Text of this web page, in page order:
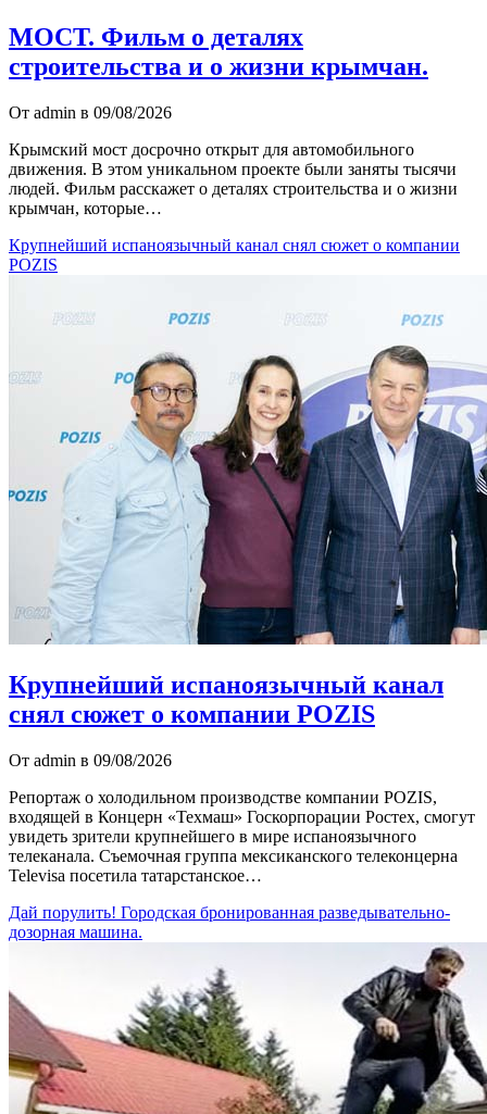
МОСТ. Фильм о деталях
строительства и о жизни крымчан.
От admin в 09/08/2026
Крымский мост досрочно открыт для автомобильного
движения. В этом уникальном проекте были заняты тысячи
людей. Фильм расскажет о деталях строительства и о жизни
крымчан, которые…
Крупнейший испаноязычный канал снял сюжет о компании
POZIS
Крупнейший испаноязычный канал
снял сюжет о компании POZIS
От admin в 09/08/2026
Репортаж о холодильном производстве компании POZIS,
входящей в Концерн «Техмаш» Госкорпорации Ростех, смогут
увидеть зрители крупнейшего в мире испаноязычного
телеканала. Съемочная группа мексиканского телеконцерна
Televisa посетила татарстанское…
Дай порулить! Городская бронированная разведывательно-
дозорная машина.